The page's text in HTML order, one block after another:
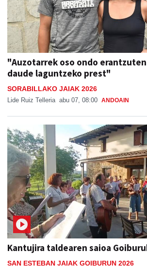
"Auzotarrek oso ondo
daude laguntzeko prest"
SORABILLAKO JAIAK 2026
Lide Ruiz Telleria abu 07, 08:00 ANDOAIN
Kantujira taldearen saioa
SAN ESTEBAN JAIAK GOIBURUN 2026